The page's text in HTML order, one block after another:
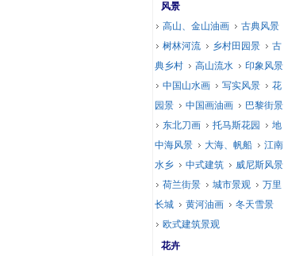
风景
高山、金山油画
古典风景
树林河流
乡村田园景
古
典乡村
高山流水
印象风景
中国山水画
写实风景
花
园景
中国画油画
巴黎街景
东北刀画
托马斯花园
地
中海风景
大海、帆船
江南
水乡
中式建筑
威尼斯风景
荷兰街景
城市景观
万里
长城
黄河油画
冬天雪景
欧式建筑景观
花卉